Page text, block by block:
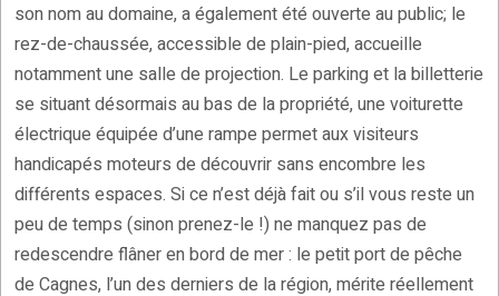
son nom au domaine, a également été ouverte au public; le
rez-de-chaussée, accessible de plain-pied, accueille
notamment une salle de projection. Le parking et la billetterie
se situant désormais au bas de la propriété, une voiturette
électrique équipée d’une rampe permet aux visiteurs
handicapés moteurs de découvrir sans encombre les
différents espaces. Si ce n’est déjà fait ou s’il vous reste un
peu de temps (sinon prenez-le !) ne manquez pas de
redescendre flâner en bord de mer : le petit port de pêche
de Cagnes, l’un des derniers de la région, mérite réellement